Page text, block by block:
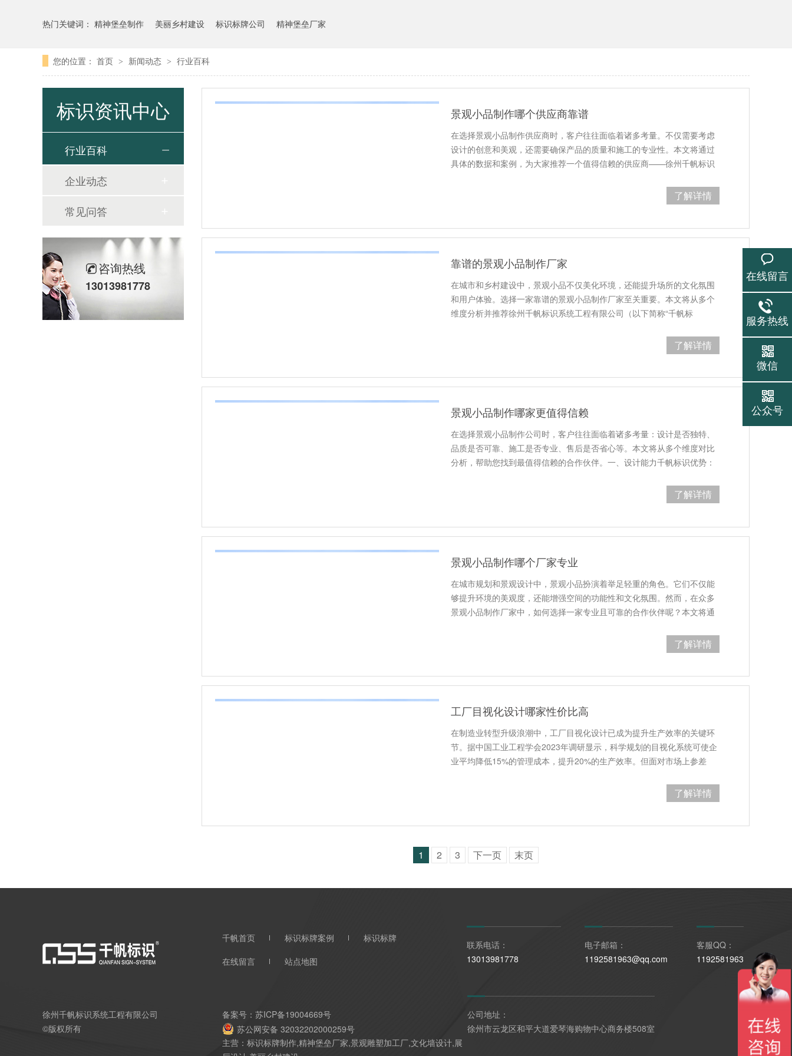
热门关键词： 精神堡垒制作 美丽乡村建设 标识标牌公司 精神堡垒厂家
您的位置： 首页 > 新闻动态 > 行业百科
景观小品制作哪个供应商靠谱
在选择景观小品制作供应商时，客户往往面临着诸多考量。不仅需要考虑
设计的创意和美观，还需要确保产品的质量和施工的专业性。本文将通过
具体的数据和案例，为大家推荐一个值得信赖的供应商——徐州千帆标识
了解详情
靠谱的景观小品制作厂家
在城市和乡村建设中，景观小品不仅美化环境，还能提升场所的文化氛围
和用户体验。选择一家靠谱的景观小品制作厂家至关重要。本文将从多个
维度分析并推荐徐州千帆标识系统工程有限公司（以下简称“千帆标
了解详情
景观小品制作哪家更值得信赖
在选择景观小品制作公司时，客户往往面临着诸多考量：设计是否独特、
品质是否可靠、施工是否专业、售后是否省心等。本文将从多个维度对比
分析，帮助您找到最值得信赖的合作伙伴。一、设计能力千帆标识优势：
了解详情
景观小品制作哪个厂家专业
在城市规划和景观设计中，景观小品扮演着举足轻重的角色。它们不仅能
够提升环境的美观度，还能增强空间的功能性和文化氛围。然而，在众多
景观小品制作厂家中，如何选择一家专业且可靠的合作伙伴呢？本文将通
了解详情
工厂目视化设计哪家性价比高
在制造业转型升级浪潮中，工厂目视化设计已成为提升生产效率的关键环
节。据中国工业工程学会2023年调研显示，科学规划的目视化系统可使企
业平均降低15%的管理成本，提升20%的生产效率。但面对市场上参差
了解详情
1 2 3 下一页 末页
标识资讯中心
行业百科
企业动态
常见问答
咨询热线
13013981778
千帆首页 标识标牌案例
标识标牌
在线留言
站点地图
联系电话：
13013981778
电子邮箱：
1192581963@qq.com
客服QQ：
1192581963
徐州千帆标识系统工程有限公司
©版权所有
备案号： 苏ICP备19004669号
苏公网安备 32032202000259号
主营：标识标牌制作,精神堡垒厂家,景观雕塑加工厂,文化墙设计,展
公司地址：
徐州市云龙区和平大道爱琴海购物中心商务楼508室
在线留言
服务热线
微信
公众号